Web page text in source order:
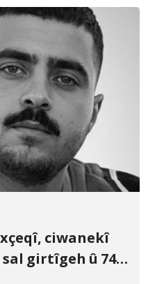
ciwanekî
sal girtîgeh û 74